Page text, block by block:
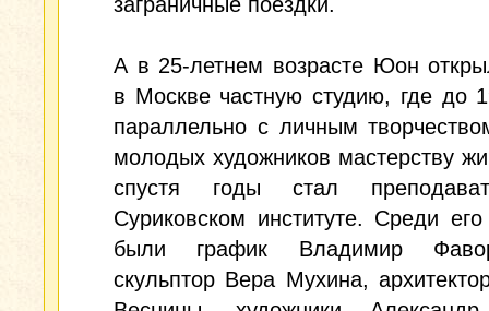
А в 25-летнем возрасте Юон
в Москве частную студию, где до
параллельно с личным
молодых художников мастерству
спустя годы стал
Суриковском институте. Среди его
были график Владимир
скульптор Вера Мухина,